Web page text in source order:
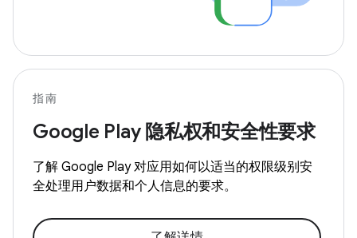
指南
Google Play 隐私权和安全性要求
了解 Google Play 对应用如何以适当的权限级别安
全处理用户数据和个人信息的要求。